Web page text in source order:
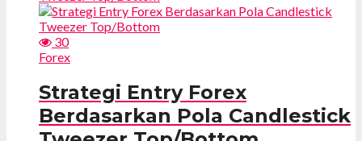
30
Forex
Strategi Entry Forex
Berdasarkan Pola Candlestick